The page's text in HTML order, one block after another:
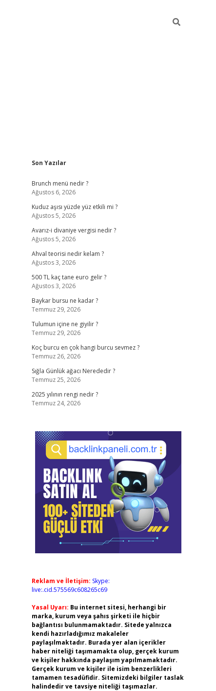
Sidebar
Son Yazılar
Brunch menü nedir ?
Ağustos 6, 2026
Kuduz aşısı yüzde yüz etkili mi ?
Ağustos 5, 2026
Avarız-i divaniye vergisi nedir ?
Ağustos 5, 2026
Ahval teorisi nedir kelam ?
Ağustos 3, 2026
500 TL kaç tane euro gelir ?
Ağustos 3, 2026
Baykar bursu ne kadar ?
Temmuz 29, 2026
Tulumun içine ne giyilir ?
Temmuz 29, 2026
Koç burcu en çok hangi burcu sevmez ?
Temmuz 26, 2026
Sığla Günlük ağacı Nerededir ?
Temmuz 25, 2026
2025 yılının rengi nedir ?
Temmuz 24, 2026
Reklam ve İletişim: Skype:
live:.cid.575569c608265c69
Yasal Uyarı: Bu internet sitesi, herhangi bir
marka, kurum veya şahıs şirketi ile hiçbir
bağlantısı bulunmamaktadır. Sitede yalnızca
kendi hazırladığımız makaleler
paylaşılmaktadır. Burada yer alan içerikler
haber niteliği taşımamakta olup, gerçek kurum
ve kişiler hakkında paylaşım yapılmamaktadır.
Gerçek kurum ve kişiler ile isim benzerlikleri
tamamen tesadüfidir. Sitemizdeki bilgiler taslak
halindedir ve tavsiye niteliği taşımazlar.